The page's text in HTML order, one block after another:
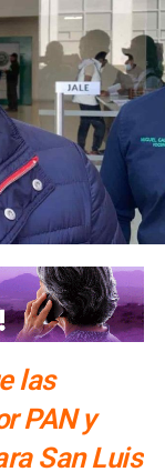
las
PAN y
San Luis